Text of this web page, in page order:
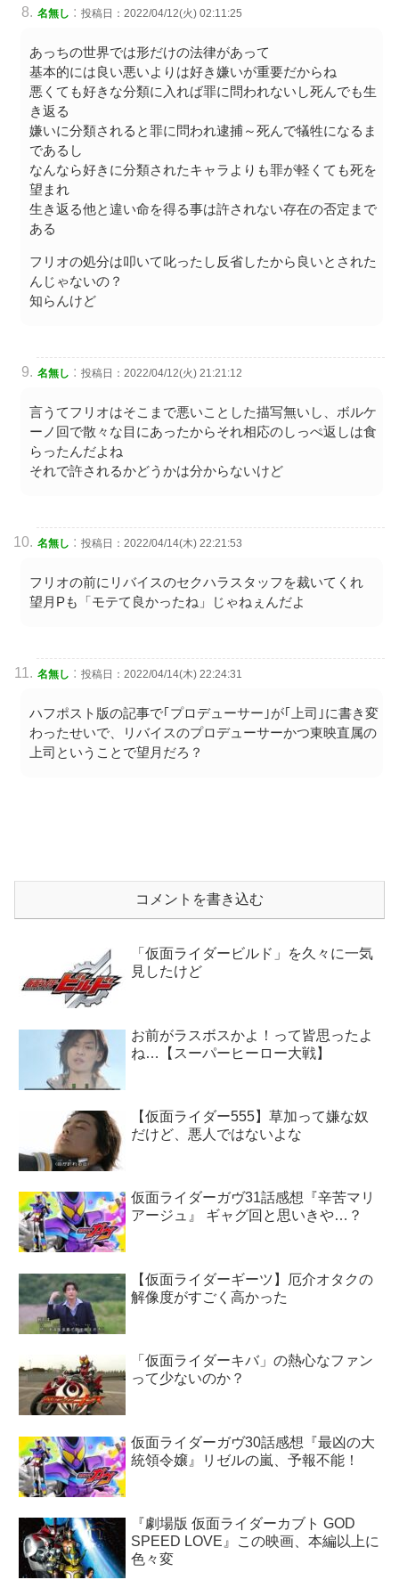
名無し : 投稿日：2022/04/12(火) 02:11:25
あっちの世界では形だけの法律があって
基本的には良い悪いよりは好き嫌いが重要だからね
悪くても好きな分類に入れば罪に問われないし死んでも生
き返る
嫌いに分類されると罪に問われ逮捕～死んで犠牲になるま
であるし
なんなら好きに分類されたキャラよりも罪が軽くても死を
望まれ
生き返る他と違い命を得る事は許されない存在の否定まで
ある
フリオの処分は叩いて叱ったし反省したから良いとされた
んじゃないの？
知らんけど
名無し : 投稿日：2022/04/12(火) 21:21:12
言うてフリオはそこまで悪いことした描写無いし、ボルケ
ーノ回で散々な目にあったからそれ相応のしっぺ返しは食
らったんだよね
それで許されるかどうかは分からないけど
名無し : 投稿日：2022/04/14(木) 22:21:53
フリオの前にリバイスのセクハラスタッフを裁いてくれ
望月Pも「モテて良かったね」じゃねぇんだよ
名無し : 投稿日：2022/04/14(木) 22:24:31
ハフポスト版の記事で｢プロデューサー｣が｢上司｣に書き変
わったせいで、リバイスのプロデューサーかつ東映直属の
上司ということで望月だろ？
コメントを書き込む
「仮面ライダービルド」を久々に一気
見したけど
お前がラスボスかよ！って皆思ったよ
ね…【スーパーヒーロー大戦】
【仮面ライダー555】草加って嫌な奴
だけど、悪人ではないよな
仮面ライダーガヴ31話感想『辛苦マリ
アージュ』 ギャグ回と思いきや…？
【仮面ライダーギーツ】厄介オタクの
解像度がすごく高かった
「仮面ライダーキバ」の熱心なファン
って少ないのか？
仮面ライダーガヴ30話感想『最凶の大
統領令嬢』リゼルの嵐、予報不能！
『劇場版 仮面ライダーカブト GOD
SPEED LOVE』この映画、本編以上に
色々変